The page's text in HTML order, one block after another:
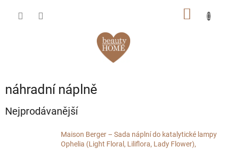
náhradní náplně
Nejprodávanější
Maison Berger – Sada náplní do katalytické lampy
Ophelia (Light Floral, Liliflora, Lady Flower),